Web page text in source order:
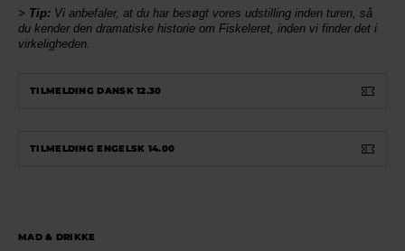
> Tip: Vi anbefaler, at du har besøgt vores udstilling inden turen, så
du kender den dramatiske historie om Fiskeleret, inden vi finder det i
virkeligheden.
TILMELDING DANSK 12.30
TILMELDING ENGELSK 14.00
MAD & DRIKKE